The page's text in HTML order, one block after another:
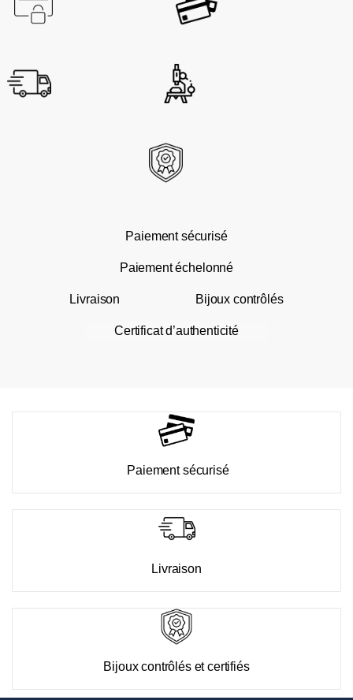
Paiement sécurisé
Paiement échelonné
Livraison Bijoux contrôlés
Certificat d’authenticité
Paiement sécurisé
Livraison
Bijoux contrôlés et certifiés